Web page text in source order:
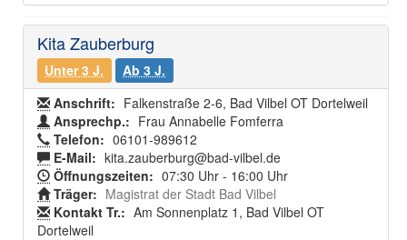
Kita Zauberburg
Unter 3 J.
Ab 3 J.
Anschrift: Falkenstraße 2-6, Bad Vilbel OT Dortelweil
Ansprechp.: Frau Annabelle Fomferra
Telefon: 06101-989612
E-Mail: kita.zauberburg@bad-vilbel.de
Öffnungszeiten: 07:30 Uhr - 16:00 Uhr
Träger: Magistrat der Stadt Bad Vilbel
Kontakt Tr.: Am Sonnenplatz 1, Bad Vilbel OT
Dortelweil